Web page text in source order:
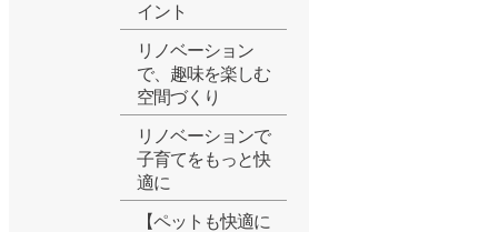
イント
リノベーション
で、趣味を楽しむ
空間づくり
リノベーションで
子育てをもっと快
適に
【ペットも快適に